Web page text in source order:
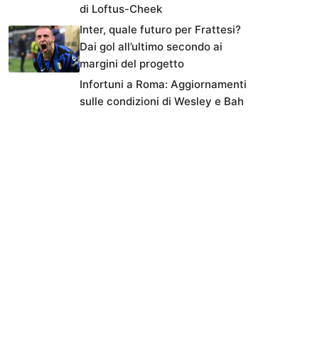
di Loftus-Cheek
Inter, quale futuro per Frattesi?
Dai gol all’ultimo secondo ai
margini del progetto
Infortuni a Roma: Aggiornamenti
sulle condizioni di Wesley e Bah